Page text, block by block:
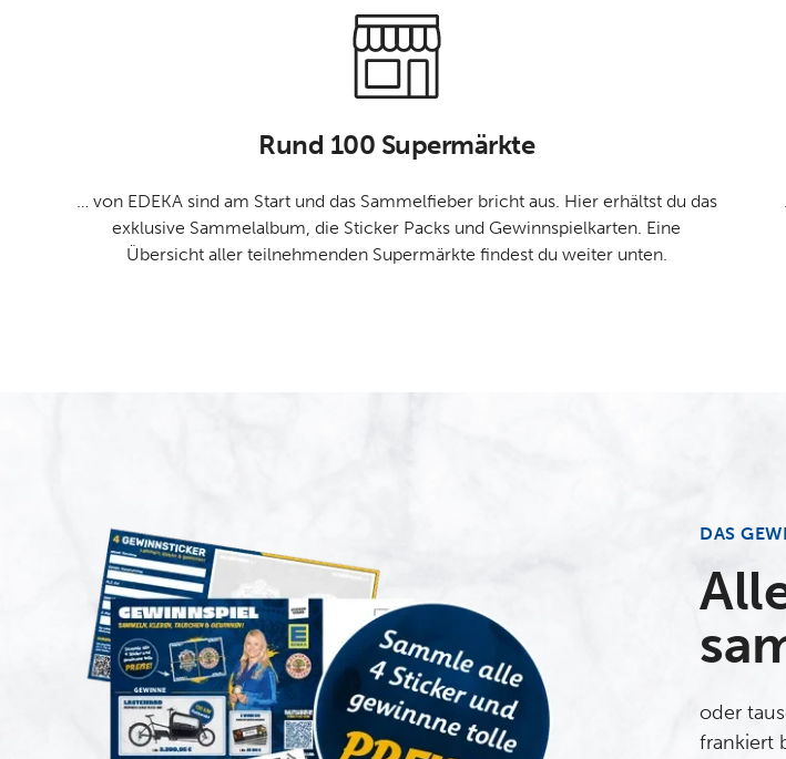
Rund 100 Supermärkte
… von EDEKA sind am Start und das Sammelfieber bricht aus. Hier erhältst du das
exklusive Sammelalbum, die Sticker Packs und Gewinnspielkarten. Eine
Übersicht aller teilnehmenden Supermärkte findest du weiter unten.
DAS
oder
frankiert